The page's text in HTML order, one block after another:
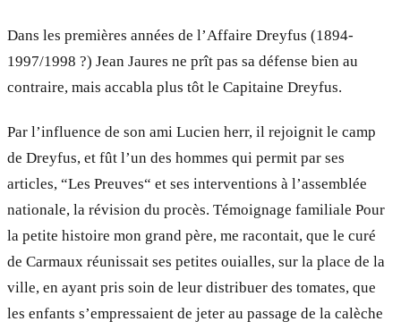
Dans les premières années de l’Affaire Dreyfus (1894-
1997/1998 ?) Jean Jaures ne prît pas sa défense bien au
contraire, mais accabla plus tôt le Capitaine Dreyfus.
Par l’influence de son ami Lucien herr, il rejoignit le camp
de Dreyfus, et fût l’un des hommes qui permit par ses
articles, “Les Preuves“ et ses interventions à l’assemblée
nationale, la révision du procès. Témoignage familiale Pour
la petite histoire mon grand père, me racontait, que le curé
de Carmaux réunissait ses petites ouialles, sur la place de la
ville, en ayant pris soin de leur distribuer des tomates, que
les enfants s’empressaient de jeter au passage de la calèche